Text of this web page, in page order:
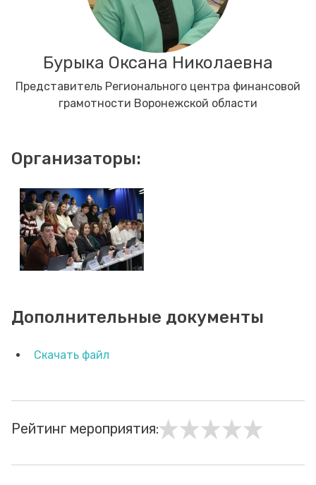
Бурыка Оксана Николаевна
Представитель Регионального центра финансовой
грамотности Воронежской области
Организаторы:
Дополнительные документы
Скачать файл
Рейтинг мероприятия: